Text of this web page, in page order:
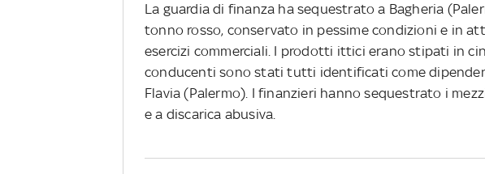
La guardia di finanza ha sequestrato a Bagheria
tonno rosso, conservato in pessime condizioni e in
esercizi commerciali. I prodotti ittici erano stipati in
conducenti sono stati tutti identificati come
Flavia (Palermo). I finanzieri hanno sequestrato i
e a discarica abusiva.